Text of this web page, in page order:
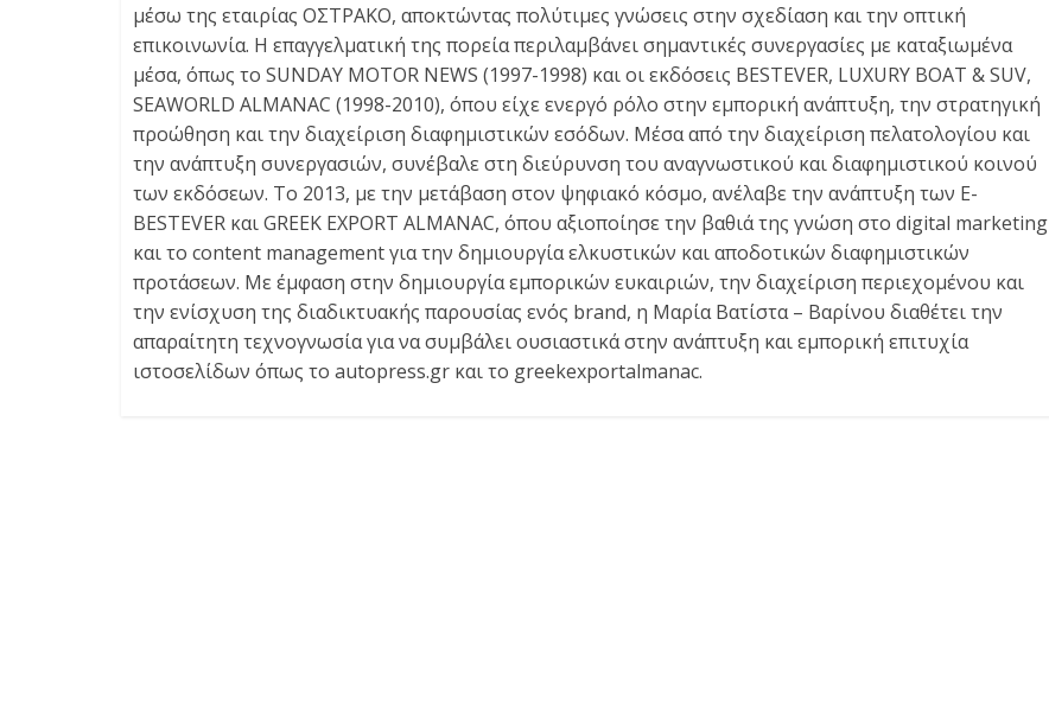
μέσω της εταιρίας ΟΣΤΡΑΚΟ, αποκτώντας πολύτιμες γνώσεις στην σχεδίαση και την οπτική
επικοινωνία. Η επαγγελματική της πορεία περιλαμβάνει σημαντικές συνεργασίες με καταξιωμένα
μέσα, όπως το SUNDAY MOTOR NEWS (1997-1998) και οι εκδόσεις BESTEVER, LUXURY BOAT & SUV,
SEAWORLD ALMANAC (1998-2010), όπου είχε ενεργό ρόλο στην εμπορική ανάπτυξη, την στρατηγική
προώθηση και την διαχείριση διαφημιστικών εσόδων. Μέσα από την διαχείριση πελατολογίου και
την ανάπτυξη συνεργασιών, συνέβαλε στη διεύρυνση του αναγνωστικού και διαφημιστικού κοινού
των εκδόσεων. Το 2013, με την μετάβαση στον ψηφιακό κόσμο, ανέλαβε την ανάπτυξη των E-
BESTEVER και GREEK EXPORT ALMANAC, όπου αξιοποίησε την βαθιά της γνώση στο digital marketing
και το content management για την δημιουργία ελκυστικών και αποδοτικών διαφημιστικών
προτάσεων. Με έμφαση στην δημιουργία εμπορικών ευκαιριών, την διαχείριση περιεχομένου και
την ενίσχυση της διαδικτυακής παρουσίας ενός brand, η Μαρία Βατίστα – Βαρίνου διαθέτει την
απαραίτητη τεχνογνωσία για να συμβάλει ουσιαστικά στην ανάπτυξη και εμπορική επιτυχία
ιστοσελίδων όπως το autopress.gr και το greekexportalmanac.